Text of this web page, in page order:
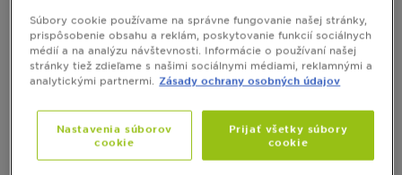
Garnier Vitamin C* Hydratačný sorbet
krém
4 out of 5 stars based on reviews
Zobraziť všetky recenzie
RÝCHLY NÁHĽAD
Súbory cookie používame na správne fungovanie našej stránky,
prispôsobenie obsahu a reklám, poskytovanie funkcií sociálnych
médií a na analýzu návštevnosti. Informácie o používaní našej
stránky tiež zdieľame s našimi sociálnymi médiami, reklamnými a
analytickými partnermi.
Zásady ochrany osobných údajov
Nastavenia súborov
cookie
Prijať všetky súbory
cookie